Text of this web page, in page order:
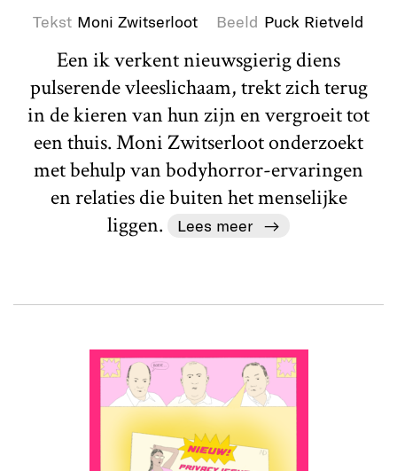
Tekst Moni Zwitserloot Beeld Puck Rietveld
Een ik verkent nieuwsgierig diens
pulserende vleeslichaam, trekt zich terug
in de kieren van hun zijn en vergroeit tot
een thuis. Moni Zwitserloot onderzoekt
met behulp van bodyhorror-ervaringen
en relaties die buiten het menselijke
liggen.
Lees meer